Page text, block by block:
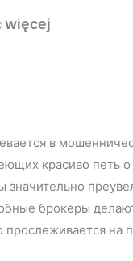
więcej
в
красиво петь
брокеры
прослеживается